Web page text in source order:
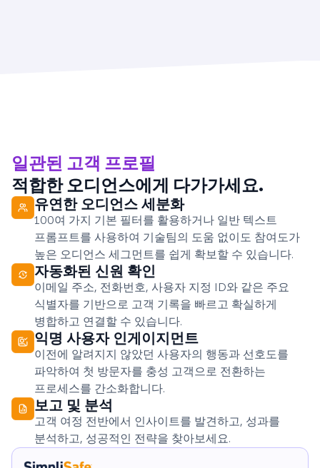
일관된 고객 프로필
적합한 오디언스에게 다가가세요.
유연한 오디언스 세분화
100여 가지 기본 필터를 활용하거나 일반 텍스트
프롬프트를 사용하여 기술팀의 도움 없이도 참여도가
높은 오디언스 세그먼트를 쉽게 확보할 수 있습니다.
자동화된 신원 확인
이메일 주소, 전화번호, 사용자 지정 ID와 같은 주요
식별자를 기반으로 고객 기록을 빠르고 확실하게
병합하고 연결할 수 있습니다.
익명 사용자 인게이지먼트
이전에 알려지지 않았던 사용자의 행동과 선호도를
파악하여 첫 방문자를 충성 고객으로 전환하는
프로세스를 간소화합니다.
보고 및 분석
고객 여정 전반에서 인사이트를 발견하고, 성과를
분석하고, 성공적인 전략을 찾아보세요.